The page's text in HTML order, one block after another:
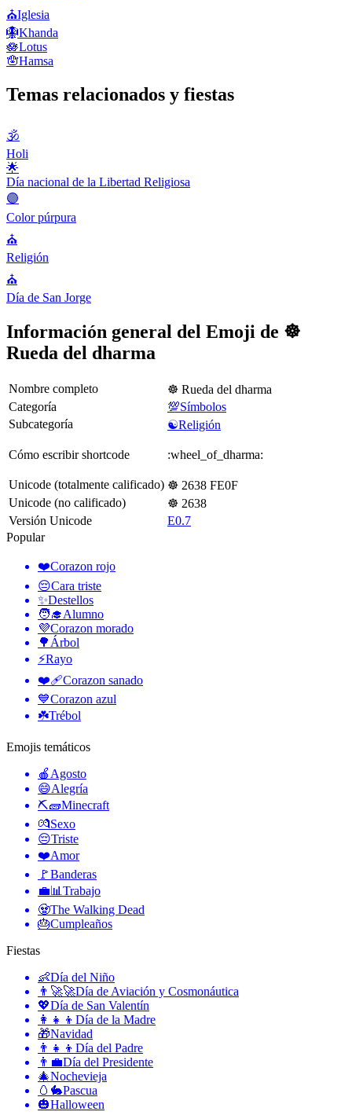
⛪Iglesia
🪯Khanda
🪷Lotus
🪬Hamsa
Temas relacionados y fiestas
🕉
Holi
🌟
Día nacional de la Libertad Religiosa
🟣
Color púrpura
⛪️
Religión
⛪️
Día de San Jorge
Información general del Emoji de ☸️
Rueda del dharma
Nombre completo
☸️ Rueda del dharma
Categoría
💯Símbolos
Subcategoría
☯️Religión
Cómo escribir shortcode :wheel_of_dharma:
Unicode (totalmente calificado) ☸️ 2638 FE0F
Unicode (no calificado)
☸ 2638
Versión Unicode
E0.7
Popular
❤️Corazon rojo
😔Cara triste
✨Destellos
🧑‍🎓Alumno
💜Corazon morado
🌳 Árbol
⚡Rayo
❤️‍🩹Corazon sanado
💙Corazon azul
☘️Trébol
Emojis temáticos
🍎 Agosto
😄Alegría
⛏🧱Minecraft
💏Sexo
😔Triste
❤️Amor
🚩Banderas
💼📊 Trabajo
🧟The Walking Dead
🎂Cumpleaños
Fiestas
👶Día del Niño
👨‍🚀🚀Día de Aviación y Cosmonáutica
💖Día de San Valentín
👩‍👧‍👦 Día de la Madre
🎁Navidad
👨‍👧‍👦 Día del Padre
👨‍💼Día del Presidente
🎄Nochevieja
🥚🐇Pascua
🎃Halloween